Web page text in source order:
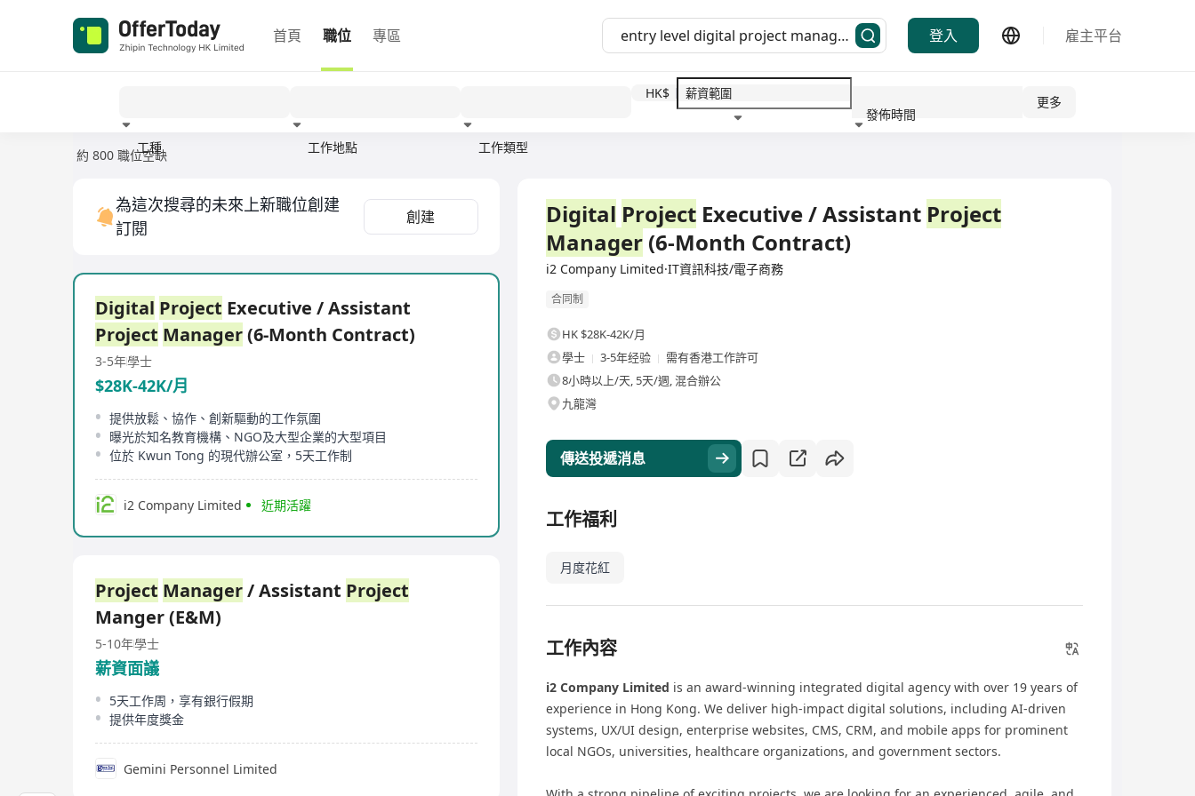
首頁 職位 專區 登入 雇主平台
工種 工作地點 工作類型
HK$
發佈時間
更多
約 800 職位空缺
為這次搜尋的未來上新職位創建
訂閱
創建
Digital Project Executive / Assistant
Project Manager(6-Month Contract)
3-5年學士
$28K-42K/月
提供放鬆、協作、創新驅動的工作氛圍
曝光於知名教育機構、NGO及大型企業的大型項目
位於 Kwun Tong 的現代辦公室，5天工作制
i2 Company Limited 近期活躍
Project Manager/ Assistant Project
Manger (E&M)
5-10年學士
薪資面議
5天工作周，享有銀行假期
提供年度獎金
Gemini Personnel Limited
Digital Project Executive / Assistant Project
Manager (6-Month Contract)
i2 Company Limited·IT資訊科技/電子商務
合同制
HK $28K-42K/月
學士
3-5年经验
需有香港工作許可
8小時以上/天, 5天/週, 混合辦公
九龍灣
傳送投遞消息
工作福利
月度花紅
工作內容
i2 Company Limited is an award-winning integrated digital agency with over 19 years of
experience in Hong Kong. We deliver high-impact digital solutions, including AI-driven
systems, UX/UI design, enterprise websites, CMS, CRM, and mobile apps for prominent
local NGOs, universities, healthcare organizations, and government sectors.